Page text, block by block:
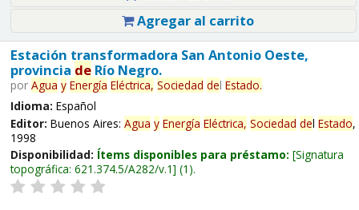
Agregar al carrito
Estación transformadora San Antonio Oeste,
provincia deRío Negro.
por Agua y Energía Eléctrica, Sociedad del Estado.
Idioma: Español
Editor: Buenos Aires: Agua y Energía Eléctrica, Sociedad del Estado,
1998
Disponibilidad: Ítems disponibles para préstamo: Signatura
topográfica: 621.374.5/A282/v.1 (1).